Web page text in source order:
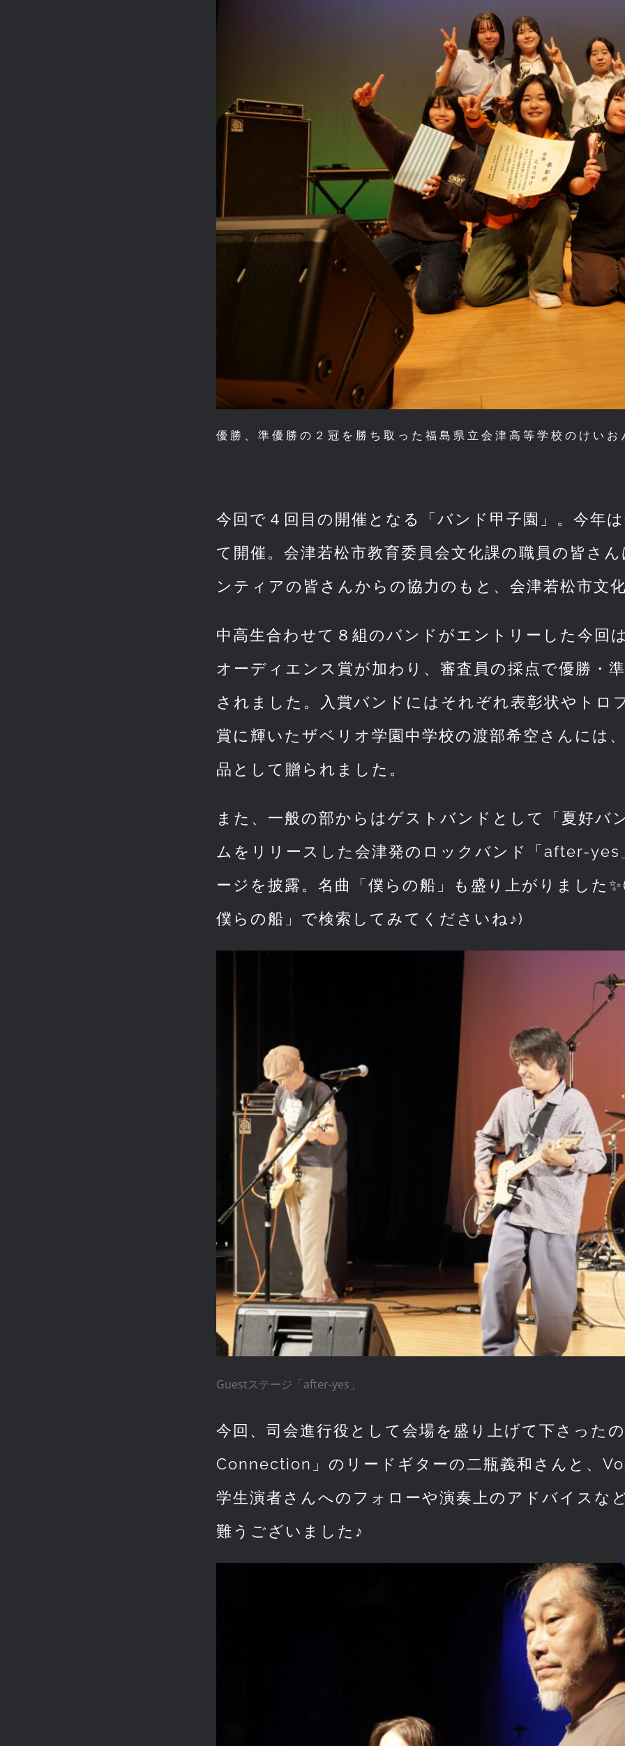
優勝、準優勝の２冠を勝ち取った福島県立会津高等学校のけいお
今回で４回目の開催となる「バンド甲子園」。今年
て開催。会津若松市教育委員会文化課の職員の皆さ
ンティアの皆さんからの協力のもと、会津若松市文
中高生合わせて８組のバンドがエントリーした今回
オーディエンス賞が加わり、審査員の採点で優勝・
されました。入賞バンドにはそれぞれ表彰状やトロ
賞に輝いたザベリオ学園中学校の渡部希空さんに
品として贈られました。
また、一般の部からはゲストバンドとして「夏好バ
ムをリリースした会津発のロックバンド「after-
ージを披露。名曲「僕らの船」も盛り上がりまし
僕らの船」で検索してみてくださいね♪)
Guestステージ「after-yes」
今回、司会進行役として会場を盛り上げて下さった
Connection」のリードギターの二瓶義和さんと、
学生演者さんへのフォローや演奏上のアドバイスな
難うございました♪